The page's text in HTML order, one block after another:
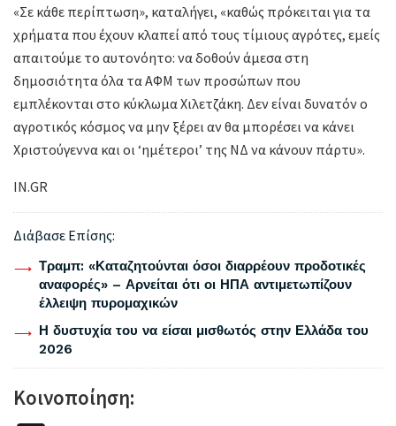
«Σε κάθε περίπτωση», καταλήγει, «καθώς πρόκειται για τα
χρήματα που έχουν κλαπεί από τους τίμιους αγρότες, εμείς
απαιτούμε το αυτονόητο: να δοθούν άμεσα στη
δημοσιότητα όλα τα ΑΦΜ των προσώπων που
εμπλέκονται στο κύκλωμα Χιλετζάκη. Δεν είναι δυνατόν ο
αγροτικός κόσμος να μην ξέρει αν θα μπορέσει να κάνει
Χριστούγεννα και οι ‘ημέτεροι’ της ΝΔ να κάνουν πάρτυ».
IN.GR
Διάβασε Επίσης:
Τραμπ: «Καταζητούνται όσοι διαρρέουν προδοτικές
αναφορές» – Αρνείται ότι οι ΗΠΑ αντιμετωπίζουν
έλλειψη πυρομαχικών
Η δυστυχία του να είσαι μισθωτός στην Ελλάδα του
2026
Κοινοποίηση: